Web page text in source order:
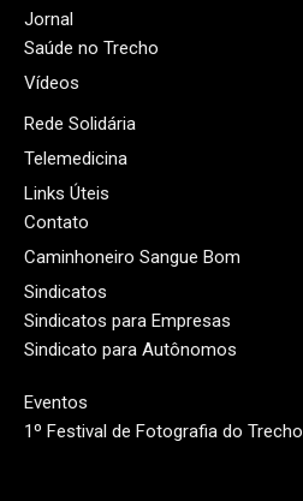
Jornal
Saúde no Trecho
Vídeos
Rede Solidária
Telemedicina
Links Úteis
Contato
Caminhoneiro Sangue Bom
Sindicatos
Sindicatos para Empresas
Sindicato para Autônomos
Eventos
1º Festival de Fotografia do Trecho